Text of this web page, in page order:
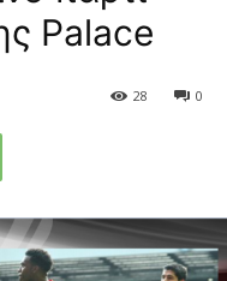
Palace
0
28